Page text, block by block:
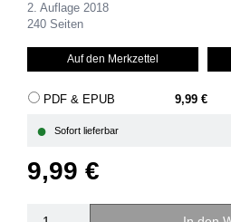
2. Auflage 2018
240 Seiten
Auf den Merkzettel
PDF & EPUB 9,99 €
● Sofort lieferbar
9,99 €